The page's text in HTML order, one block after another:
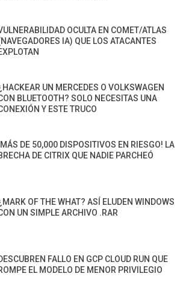
OCULTA EN COMET/ATLAS
IA) QUE LOS ATACANTES
UN MERCEDES O VOLKSWAGEN
BLUETOOTH? SOLO NECESITAS UNA
Y ESTE TRUCO
DE 50,000 DISPOSITIVOS EN RIESGO! LA
DE CITRIX QUE NADIE PARCHEÓ
OF THE WHAT? ASÍ ELUDEN WINDOWS
UN SIMPLE ARCHIVO .RAR
FALLO EN GCP CLOUD RUN QUE
EL MODELO DE MENOR PRIVILEGIO